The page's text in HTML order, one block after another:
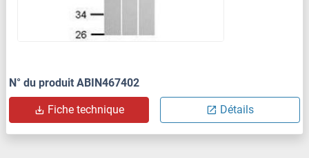
N° du produit ABIN467402
Fiche technique Détails